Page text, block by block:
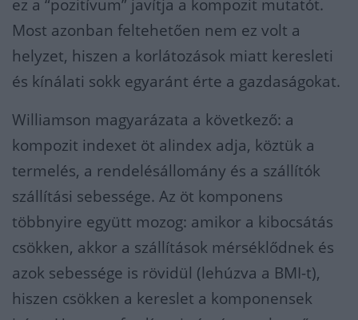
ez a “pozitívum” javítja a kompozit mutatót.
Most azonban feltehetően nem ez volt a
helyzet, hiszen a korlátozások miatt keresleti
és kínálati sokk egyaránt érte a gazdaságokat.
Williamson magyarázata a következő: a
kompozit indexet öt alindex adja, köztük a
termelés, a rendelésállomány és a szállítók
szállítási sebessége. Az öt komponens
többnyire együtt mozog: amikor a kibocsátás
csökken, akkor a szállítások mérséklődnek és
azok sebessége is rövidül (lehúzva a BMI-t),
hiszen csökken a kereslet a komponensek